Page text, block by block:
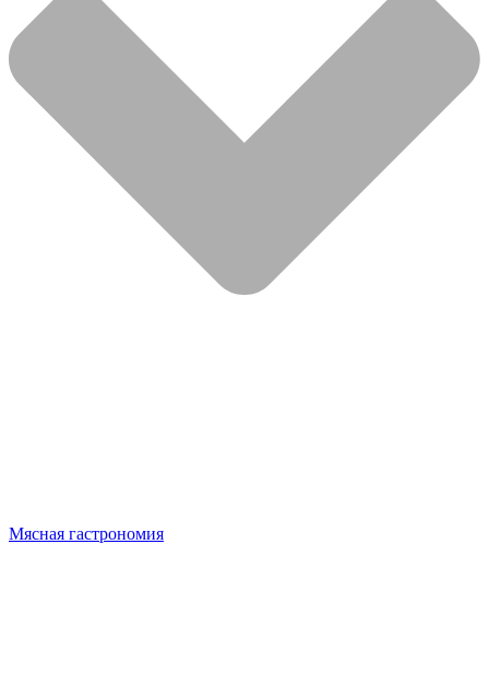
Мясная гастрономия